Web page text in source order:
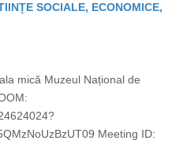
SOCIALE, ECONOMICE,
mică Muzeul Național de
Meeting ID: